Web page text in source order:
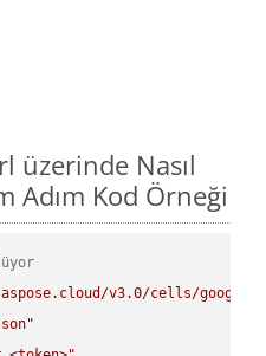
üzerinde Nasıl
Adım Kod Örneği
v3.0/cells/